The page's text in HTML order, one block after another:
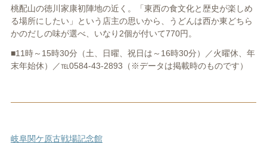
桃配山の徳川家康初陣地の近く。「東西の食文化と歴史が楽しめ
る場所にしたい」という店主の思いから、うどんは西か東どちら
かのだしの味が選べ、いなり2個が付いて770円。
■11時～15時30分（土、日曜、祝日は～16時30分）／火曜休、年
末年始休）／℡0584-43-2893（※データは掲載時のものです）
岐阜関ケ原古戦場記念館